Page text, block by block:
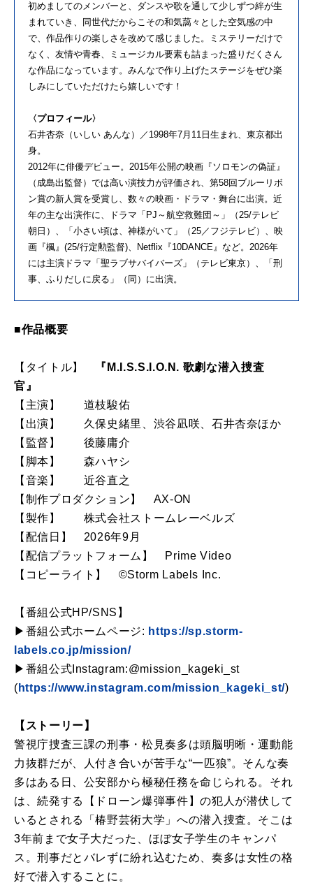
初めましてのメンバーと、ダンスや歌を通して少しずつ絆が生
まれていき、同世代だからこその和気藹々とした空気感の中
で、作品作りの楽しさを改めて感じました。ミステリーだけで
なく、友情や青春、ミュージカル要素も詰まった盛りだくさん
な作品になっています。みんなで作り上げたステージをぜひ楽
しみにしていただけたら嬉しいです！
〈プロフィール〉
石井杏奈（いしい あんな）／1998年7月11日生まれ、東京都出
身。
2012年に俳優デビュー。2015年公開の映画『ソロモンの偽証』
（成島出監督）では高い演技力が評価され、第58回ブルーリボ
ン賞の新人賞を受賞し、数々の映画・ドラマ・舞台に出演。近
年の主な出演作に、ドラマ「PJ～航空救難団～」（25/テレビ
朝日）、「小さい頃は、神様がいて」（25／フジテレビ）、映
画『楓』(25/行定勲監督)、Netflix『10DANCE』など。2026年
には主演ドラマ「聖ラブサバイバーズ」（テレビ東京）、「刑
事、ふりだしに戻る」（同）に出演。
■作品概要
【タイトル】
『M.I.S.S.I.O.N. 歌劇な潜入捜査
官』
【主演】 道枝駿佑
【出演】 久保史緒里、渋谷凪咲、石井杏奈ほか
【監督】 後藤庸介
【脚本】 森ハヤシ
【音楽】 近谷直之
【制作プロダクション】 AX-ON
【製作】 株式会社ストームレーベルズ
【配信日】 2026年9月
【配信プラットフォーム】 Prime Video
【コピーライト】 ©Storm Labels Inc.
【番組公式HP/SNS】
▶番組公式ホームページ: https://sp.storm-
labels.co.jp/mission/
▶番組公式Instagram:@mission_kageki_st
( https://www.instagram.com/mission_kageki_st/)
【ストーリー】
警視庁捜査三課の刑事・松見奏多は頭脳明晰・運動能
力抜群だが、人付き合いが苦手な“一匹狼”。そんな奏
多はある日、公安部から極秘任務を命じられる。それ
は、続発する【ドローン爆弾事件】の犯人が潜伏して
いるとされる「椿野芸術大学」への潜入捜査。そこは
3年前まで女子大だった、ほぼ女子学生のキャンパ
ス。刑事だとバレずに紛れ込むため、奏多は女性の格
好で潜入することに。